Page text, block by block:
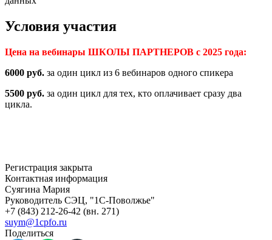
Условия участия
Цена на вебинары ШКОЛЫ ПАРТНЕРОВ с 2025 года:
6000 руб. за один цикл из 6 вебинаров одного спикера
5500 руб. за один цикл для тех, кто оплачивает сразу два
цикла.
Регистрация закрыта
Контактная информация
Суягина Мария
Руководитель СЭЦ, "1С-Поволжье"
+7 (843) 212-26-42 (вн. 271)
suym@1cpfo.ru
Поделиться